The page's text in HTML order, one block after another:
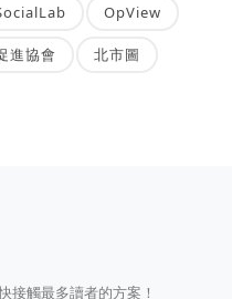
OpView
進協會 北市圖
接觸最多讀者的方案！